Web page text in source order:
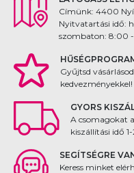
Címünk: 4400
Nyitvatartási idő:
szombaton: 8:00 -
Gyűjtsd
GYORS
A csomagokat
kiszállítási idő
SEGÍTSÉGRE
Keress minket